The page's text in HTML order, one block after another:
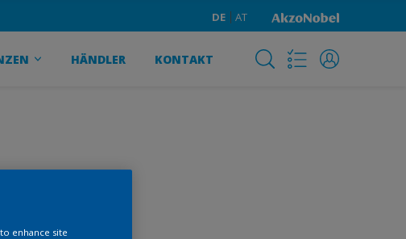
DE AT
HÄNDLER KONTAKT
enhance site